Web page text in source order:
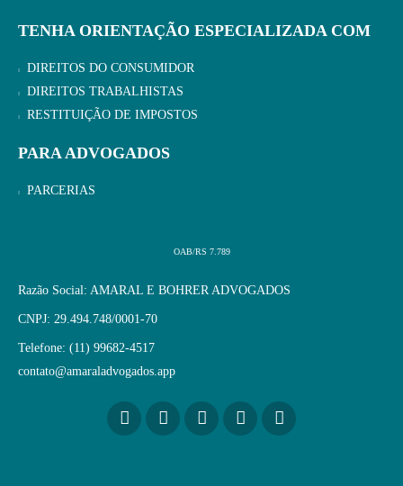
TENHA ORIENTAÇÃO ESPECIALIZADA COM
DIREITOS DO CONSUMIDOR
DIREITOS TRABALHISTAS
RESTITUIÇÃO DE IMPOSTOS
PARA ADVOGADOS
PARCERIAS
OAB/RS 7.789
Razão Social: AMARAL E BOHRER ADVOGADOS
CNPJ: 29.494.748/0001-70
Telefone: (11) 99682-4517
contato@amaraladvogados.app